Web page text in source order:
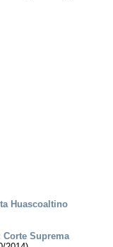
Huascoaltino
Suprema